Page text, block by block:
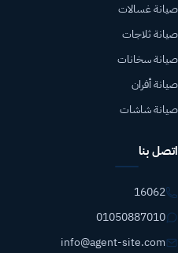
صيانة غسالات
صيانة ثلاجات
صيانة سخانات
صيانة أفران
صيانة شاشات
اتصل بنا
16062
01050887010
info@agent-site.com